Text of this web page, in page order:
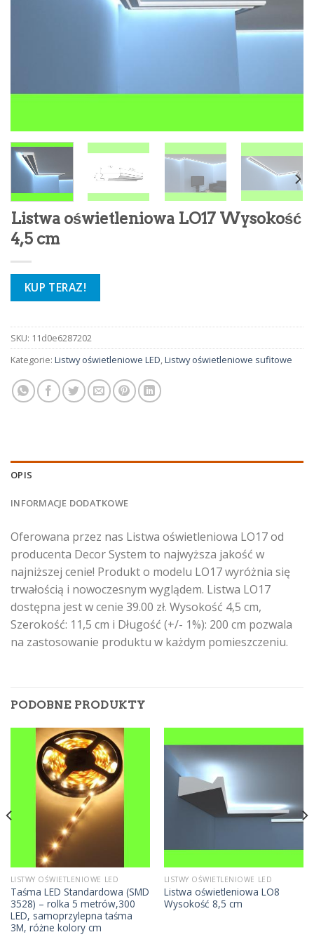
Listwa oświetleniowa LO17 Wysokość
4,5 cm
KUP TERAZ!
SKU: 11d0e6287202
Kategorie: Listwy oświetleniowe LED,Listwy oświetleniowe sufitowe
OPIS
INFORMACJE DODATKOWE
Oferowana przez nas Listwa oświetleniowa LO17 od
producenta Decor System to najwyższa jakość w
najniższej cenie! Produkt o modelu LO17 wyróżnia się
trwałością i nowoczesnym wyglądem. Listwa LO17
dostępna jest w cenie 39.00 zł. Wysokość 4,5 cm,
Szerokość: 11,5 cm i Długość (+/- 1%): 200 cm pozwala
na zastosowanie produktu w każdym pomieszczeniu.
PODOBNE PRODUKTY
LISTWY OŚWIETLENIOWE LED
Taśma LED Standardowa (SMD
3528) – rolka 5 metrów,300
LED, samoprzylepna taśma
3M, różne kolory cm
LISTWY OŚWIETLENIOWE LED
Listwa oświetleniowa LO8
Wysokość 8,5 cm